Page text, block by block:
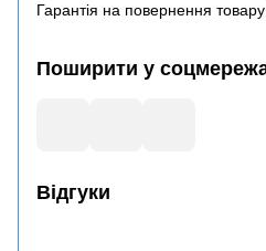
Гарантія на повернення товару
Поширити у
Відгуки